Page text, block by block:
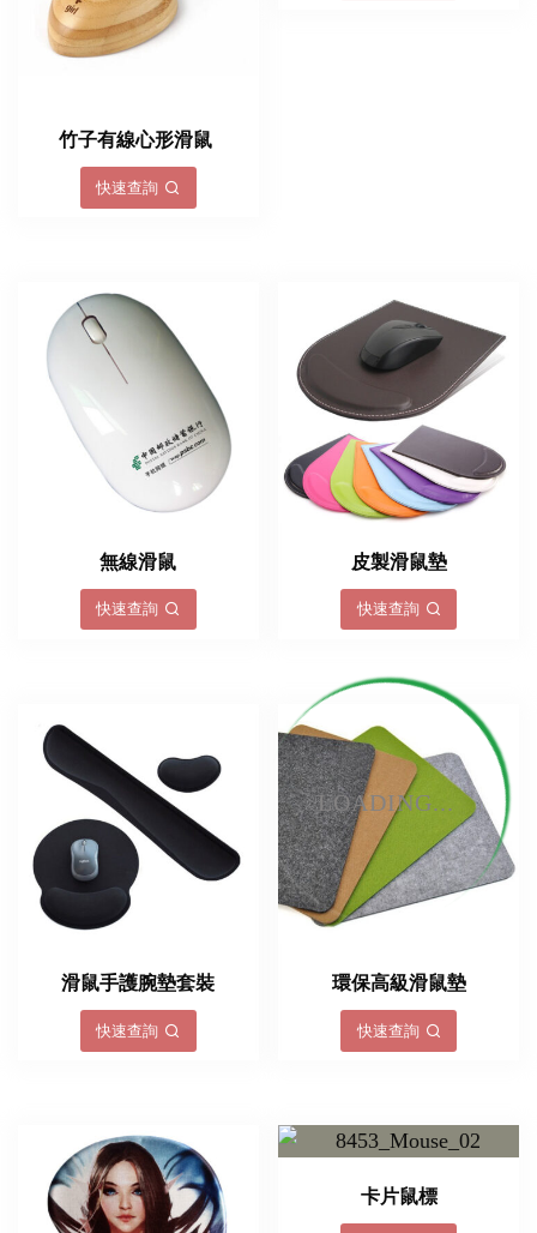
LOADING...
竹子有線心形滑鼠
快速查詢
無線滑鼠
快速查詢
皮製滑鼠墊
快速查詢
滑鼠手護腕墊套裝
快速查詢
環保高級滑鼠墊
快速查詢
卡片鼠標